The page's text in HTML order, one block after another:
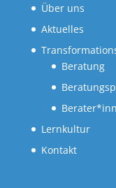
Über uns
Aktuelles
Beratung
Lernkultur
Kontakt